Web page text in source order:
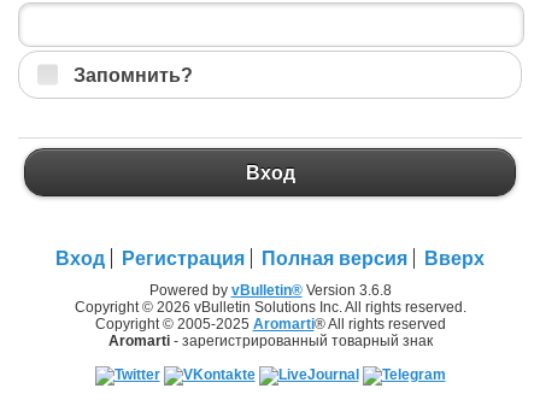
Запомнить?
Вход
Вход Регистрация Полная версия Вверх
Powered by vBulletin®Version 3.6.8
Copyright © 2026 vBulletin Solutions Inc. All rights reserved.
Copyright © 2005-2025 Aromarti® All rights reserved
Aromarti- зарегистрированный товарный знак